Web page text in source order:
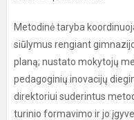
Metodinė taryba
siūlymus rengiant
planą; nustato mokytojų
pedagoginių inovacijų
direktoriui suderintus
turinio formavimo ir jo